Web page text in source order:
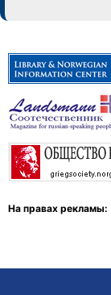
На правах рекламы: